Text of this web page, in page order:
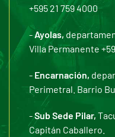
+595 21 759 4000
- Ayolas,
Villa Permanente
- Encarnación,
Perimetral. Barrio
-Sub Sede Pilar,
Capitán Caballero.